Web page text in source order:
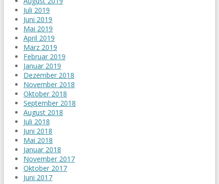
Juli 2019
Juni 2019
Mai 2019
April 2019
März 2019
Februar 2019
Januar 2019
Dezember 2018
November 2018
Oktober 2018
September 2018
August 2018
Juli 2018
Juni 2018
Mai 2018
Januar 2018
November 2017
Oktober 2017
Juni 2017